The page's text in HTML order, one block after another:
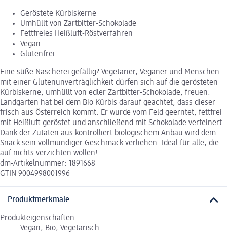
Geröstete Kürbiskerne
Umhüllt von Zartbitter-Schokolade
Fettfreies Heißluft-Röstverfahren
Vegan
Glutenfrei
Eine süße Nascherei gefällig? Vegetarier, Veganer und Menschen
mit einer Glutenunverträglichkeit dürfen sich auf die gerösteten
Kürbiskerne, umhüllt von edler Zartbitter-Schokolade, freuen.
Landgarten hat bei dem Bio Kürbis darauf geachtet, dass dieser
frisch aus Österreich kommt. Er wurde vom Feld geerntet, fettfrei
mit Heißluft geröstet und anschließend mit Schokolade verfeinert.
Dank der Zutaten aus kontrolliert biologischem Anbau wird dem
Snack sein vollmundiger Geschmack verliehen. Ideal für alle, die
auf nichts verzichten wollen!
dm-Artikelnummer: 1891668
GTIN 9004998001996
Produktmerkmale
Produkteigenschaften:
Vegan, Bio, Vegetarisch